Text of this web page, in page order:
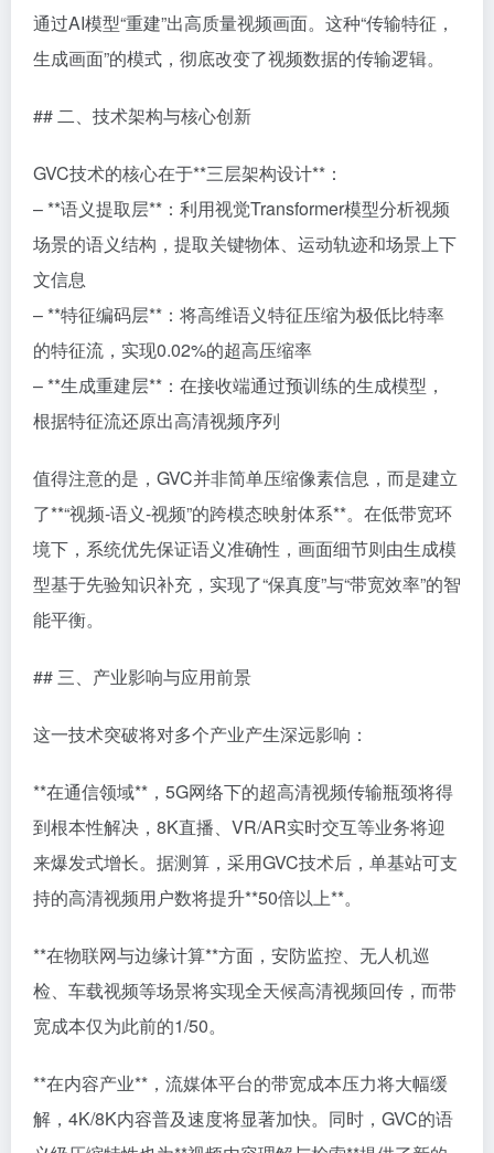
通过AI模型“重建”出高质量视频画面。这种“传输特征，
生成画面”的模式，彻底改变了视频数据的传输逻辑。
## 二、技术架构与核心创新
GVC技术的核心在于**三层架构设计**：
– **语义提取层**：利用视觉Transformer模型分析视频
场景的语义结构，提取关键物体、运动轨迹和场景上下
文信息
– **特征编码层**：将高维语义特征压缩为极低比特率
的特征流，实现0.02%的超高压缩率
– **生成重建层**：在接收端通过预训练的生成模型，
根据特征流还原出高清视频序列
值得注意的是，GVC并非简单压缩像素信息，而是建立
了**“视频-语义-视频”的跨模态映射体系**。在低带宽环
境下，系统优先保证语义准确性，画面细节则由生成模
型基于先验知识补充，实现了“保真度”与“带宽效率”的智
能平衡。
## 三、产业影响与应用前景
这一技术突破将对多个产业产生深远影响：
**在通信领域**，5G网络下的超高清视频传输瓶颈将得
到根本性解决，8K直播、VR/AR实时交互等业务将迎
来爆发式增长。据测算，采用GVC技术后，单基站可支
持的高清视频用户数将提升**50倍以上**。
**在物联网与边缘计算**方面，安防监控、无人机巡
检、车载视频等场景将实现全天候高清视频回传，而带
宽成本仅为此前的1/50。
**在内容产业**，流媒体平台的带宽成本压力将大幅缓
解，4K/8K内容普及速度将显著加快。同时，GVC的语